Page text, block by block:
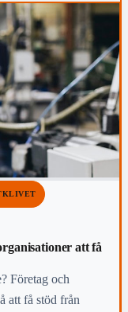
att få
Företag och
att få stöd från